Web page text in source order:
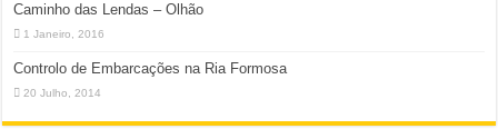
Caminho das Lendas – Olhão
1 Janeiro, 2016
Controlo de Embarcações na Ria Formosa
20 Julho, 2014